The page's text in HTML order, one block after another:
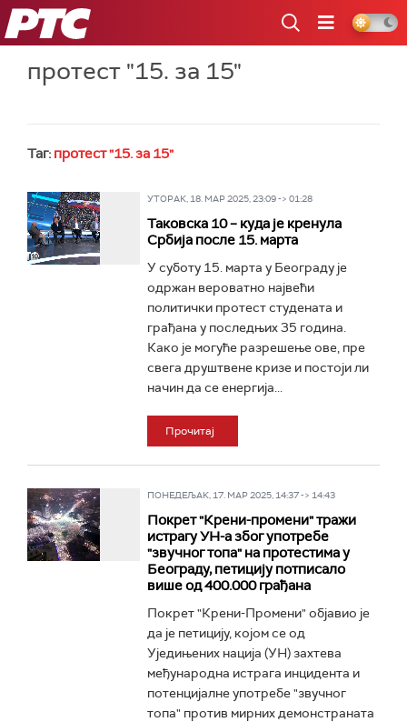
РТС
протест "15. за 15"
Таг: протест "15. за 15"
УТОРАК, 18. МАР 2025, 23:09 -> 01:28
Таковска 10 – куда је кренула
Србија после 15. марта
У суботу 15. марта у Београду је
одржан вероватно највећи
политички протест студената и
грађана у последњих 35 година.
Како је могуће разрешење ове, пре
свега друштвене кризе и постоји ли
начин да се енергија...
Прочитај
ПОНЕДЕЉАК, 17. МАР 2025, 14:37 -> 14:43
Покрет "Крени-промени" тражи
истрагу УН-а због употребе
"звучног топа" на протестима у
Београду, петицију потписало
више од 400.000 грађана
Покрет "Крени-Промени" објавио је
да је петицију, којом се од
Уједињених нација (УН) захтева
међународна истрага инцидента и
потенцијалне употребе "звучног
топа" против мирних демонстраната